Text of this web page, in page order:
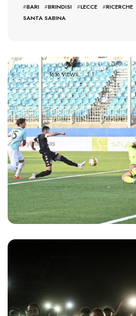
#BARI #BRINDISI #LECCE #RICERCHE
SANTA SABINA
1636 VIEWS